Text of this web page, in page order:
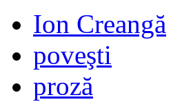
Ion Creangă
poveşti
proză